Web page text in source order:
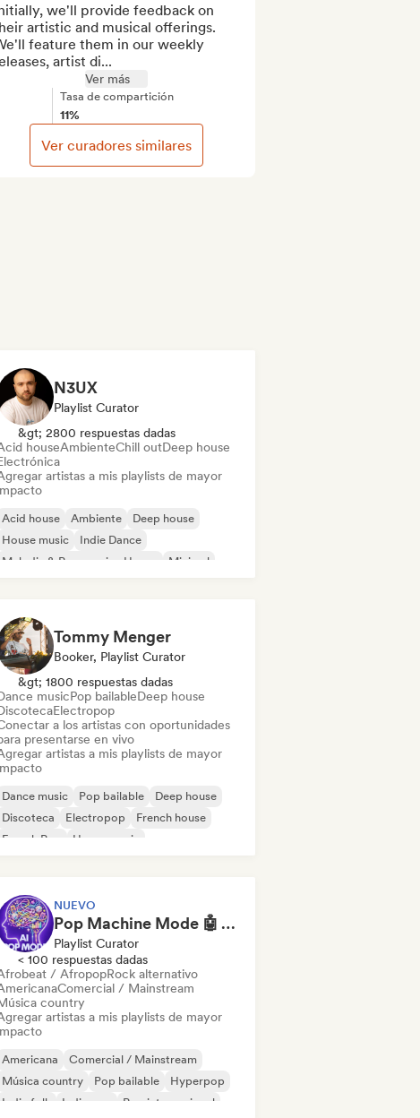
we'll provide feedback on
artistic and musical offerings.
feature them in our weekly
artist di...
Ver más
Tasa de compartición
11%
Ver curadores similares
N3UX
Playlist Curator
&gt; 2800 respuestas dadas
houseAmbienteChill outDeep house
artistas a mis playlists de mayor
Acid house Ambiente
Deep house
House music
Indie Dance
Melodic & Progressive House
Minimal
Tommy Menger
Booker, Playlist Curator
&gt; 1800 respuestas dadas
musicPop bailableDeep house
Electropop
a los artistas con oportunidades
presentarse en vivo
artistas a mis playlists de mayor
Dance music Pop bailable
Deep house
Discoteca
Electropop
French house
French Pop
House music
NUEVO
Pop Machine Mode 🤖 AI Music, Indie Pop & Dream Pop
Playlist Curator
< 100 respuestas dadas
/ AfropopRock alternativo
Comercial / Mainstream
country
artistas a mis playlists de mayor
Americana
Comercial / Mainstream
Música country
Pop bailable
Hyperpop
Indie folk
Indie pop Pop internacional